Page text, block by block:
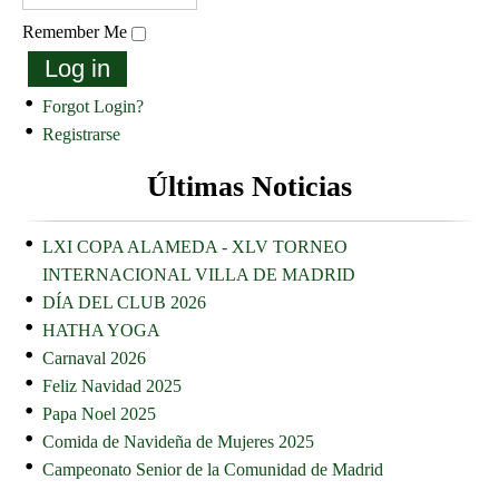
Remember Me
Log in
Forgot Login?
Registrarse
Últimas Noticias
LXI COPA ALAMEDA - XLV TORNEO
INTERNACIONAL VILLA DE MADRID
DÍA DEL CLUB 2026
HATHA YOGA
Carnaval 2026
Feliz Navidad 2025
Papa Noel 2025
Comida de Navideña de Mujeres 2025
Campeonato Senior de la Comunidad de Madrid